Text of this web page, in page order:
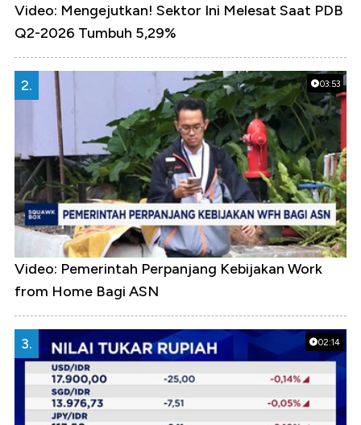
Video: Mengejutkan! Sektor Ini Melesat Saat PDB
Q2-2026 Tumbuh 5,29%
03:53
2.
Video: Pemerintah Perpanjang Kebijakan Work
from Home Bagi ASN
02:14
3.